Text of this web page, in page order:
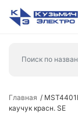
Главная
каучук красн. SE